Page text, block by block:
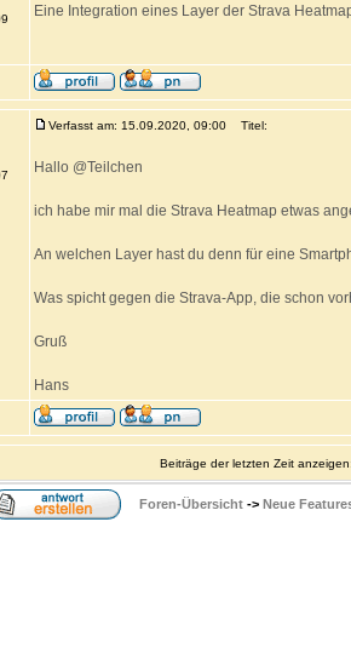
Eine Integration eines Layer der Strava
Verfasst am: 15.09.2020, 09:00 Titel:
Hallo @Teilchen
ich habe mir mal die Strava Heatmap etwas
An welchen Layer hast du denn für eine
Was spicht gegen die Strava-App, die schon
Gruß
Hans
Beiträge der letzten Zeit
Foren-Übersicht -> Neue